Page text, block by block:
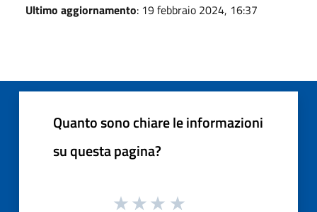
Ultimo aggiornamento: 19 febbraio 2024, 16:37
Quanto sono chiare le informazioni
su questa pagina?